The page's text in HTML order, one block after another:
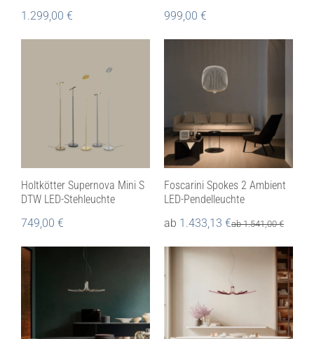
1.299,00 €
999,00 €
Holtkötter Supernova Mini S
DTW LED-Stehleuchte
749,00 €
Foscarini Spokes 2 Ambient
LED-Pendelleuchte
ab 1.433,13 €ab1.541,00€